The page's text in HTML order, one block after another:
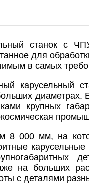
станок с
для
в самых
карусельный
диаметрах.
крупных
8 000 мм, на
на больших
с деталями